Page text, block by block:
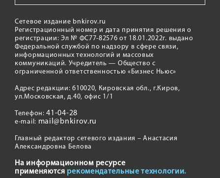
Сетевое издание bnkirov.ru
Регистрационный номер и дата принятия решения о
регистрации: Эл № ФС77-82576 от 18.01.2022г. выдано
Федеральной службой по надзору в сфере связи,
информационных технологий и массовых
коммуникаций. Учредитель — Общество с
ограниченной ответственностью «Бизнес Ньюс»
Адрес редакции: 610020, Кировская обл., г.Киров,
ул.Московская, д.40, офис 1/1
Телефон:41-04-28
e-mail: mail@bnkirov.ru
Главный редактор сетевого издания – Анастасия
Александровна Белова
На информационном ресурсе
применяются рекомендательные технологии.